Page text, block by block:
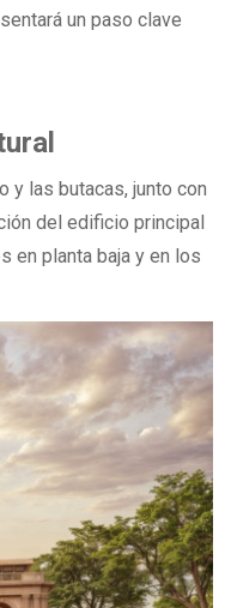
un paso clave
y las butacas, junto con
del edificio principal
en planta baja y en los